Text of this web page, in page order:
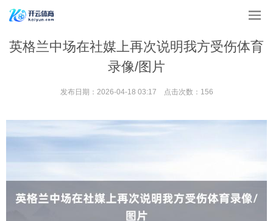
英格兰中场在社媒上再次说明我方受伤体育
录像/图片
发布日期：2026-04-18 03:17 点击次数：156